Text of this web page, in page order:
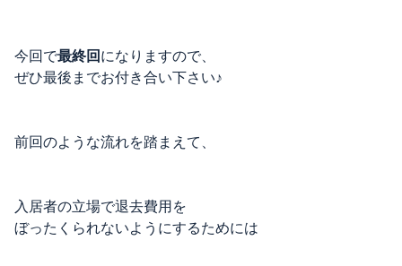
今回で最終回 になりますので、
ぜひ最後までお付き合い下さい♪
前回のような流れを踏まえて、
入居者の立場で退去費用を
ぼったくられないようにするためには